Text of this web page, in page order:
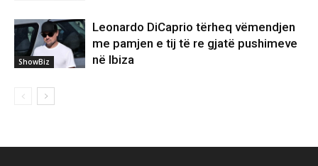
ShowBiz
Leonardo DiCaprio tërheq vëmendjen
me pamjen e tij të re gjatë pushimeve
në Ibiza